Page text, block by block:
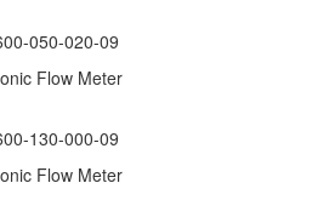
050-020-09
Flow Meter
130-000-09
Flow Meter